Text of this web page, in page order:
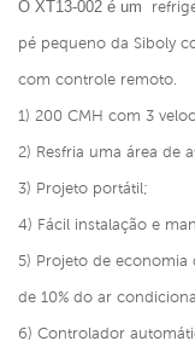
O XT13-002 é um
pé pequeno da Siboly
com controle remoto.
1) 200 CMH com 3
2) Resfria uma área de
3) Projeto portátil;
4) Fácil instalação e
5) Projeto de economia
de 10% do ar
6) Controlador